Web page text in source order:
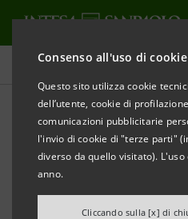
Consenso all'uso di cookie
Questo sito utilizza cookie
dell’utente, cookie di
comunicazioni pubblicitarie
l'invio di cookie di "terze parti"
diverso da quello visitato).
anno.
Cliccando sulla [x] di
Comunicati stampa
STAMPA AGGIORNA
ACCORDO INTESA
200 MILIONI DI EURO
PER COGLIERE LE